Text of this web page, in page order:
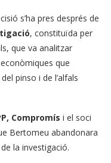
s’ha pres després de
, constituïda per
que va analitzar
que
pinso i de l’alfals
Compromís i el soci
Bertomeu abandonara
la investigació.